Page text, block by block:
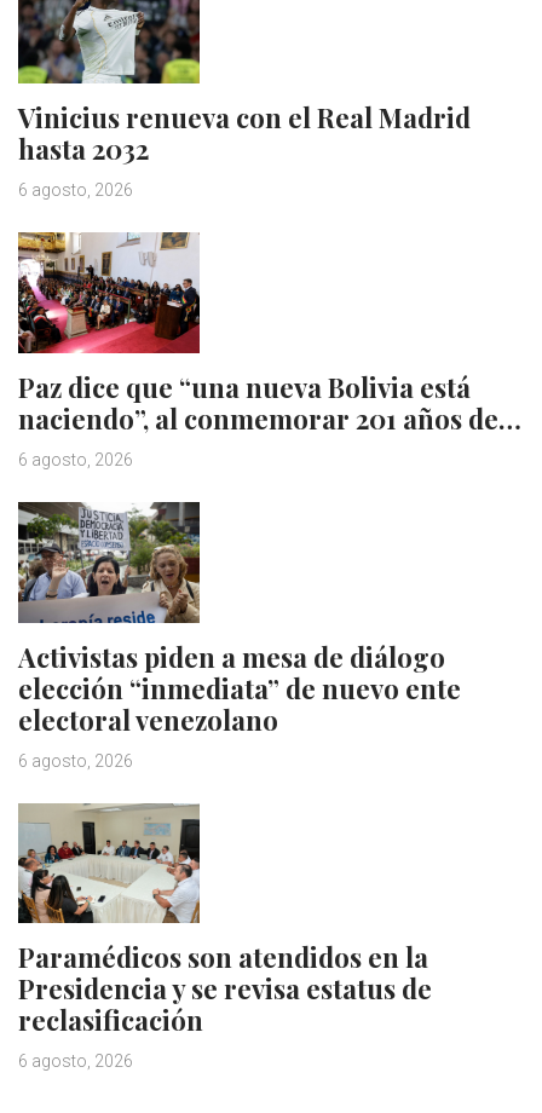
Vinicius renueva con el Real Madrid
hasta 2032
6 agosto, 2026
Paz dice que “una nueva Bolivia está
naciendo”, al conmemorar 201 años de…
6 agosto, 2026
Activistas piden a mesa de diálogo
elección “inmediata” de nuevo ente
electoral venezolano
6 agosto, 2026
Paramédicos son atendidos en la
Presidencia y se revisa estatus de
reclasificación
6 agosto, 2026